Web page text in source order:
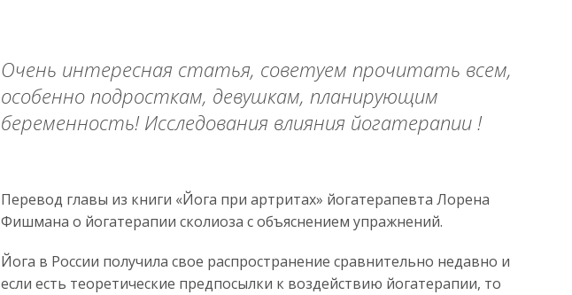
Очень интересная статья, советуем прочитать всем,
особенно подросткам, девушкам, планирующим
беременность! Исследования влияния йогатерапии !
Перевод главы из книги «Йога при артритах» йогатерапевта Лорена
Фишмана о йогатерапии сколиоза с объяснением упражнений.
Йога в России получила свое распространение сравнительно недавно и
если есть теоретические предпосылки к воздействию йогатерапии, то